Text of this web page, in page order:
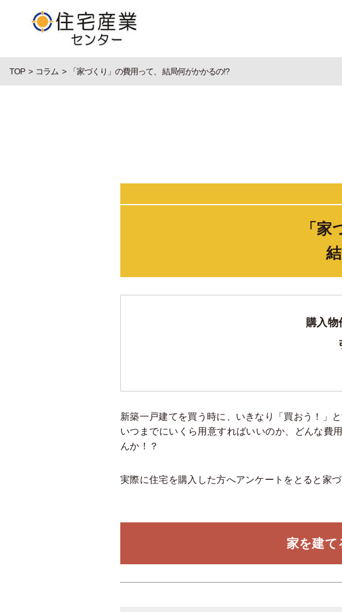
TOP コラム 「家づくり」の費用って、 結局何がかかるの!?
「
購入物
新築一戸建てを買う時に、いきなり「買おう！」
いつまでにいくら用意すればいいのか、どんな費
んか！？
実際に住宅を購入した方へアンケートをとると家
家を建て